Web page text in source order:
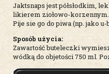
Jaktsnaps jest półsłodkim,
likierem ziołowo-korzennym.
Pije sie go do piwa (np. jako u-
Sposób użycia:
Zawartość buteleczki
wódką do objetości 750 ml.